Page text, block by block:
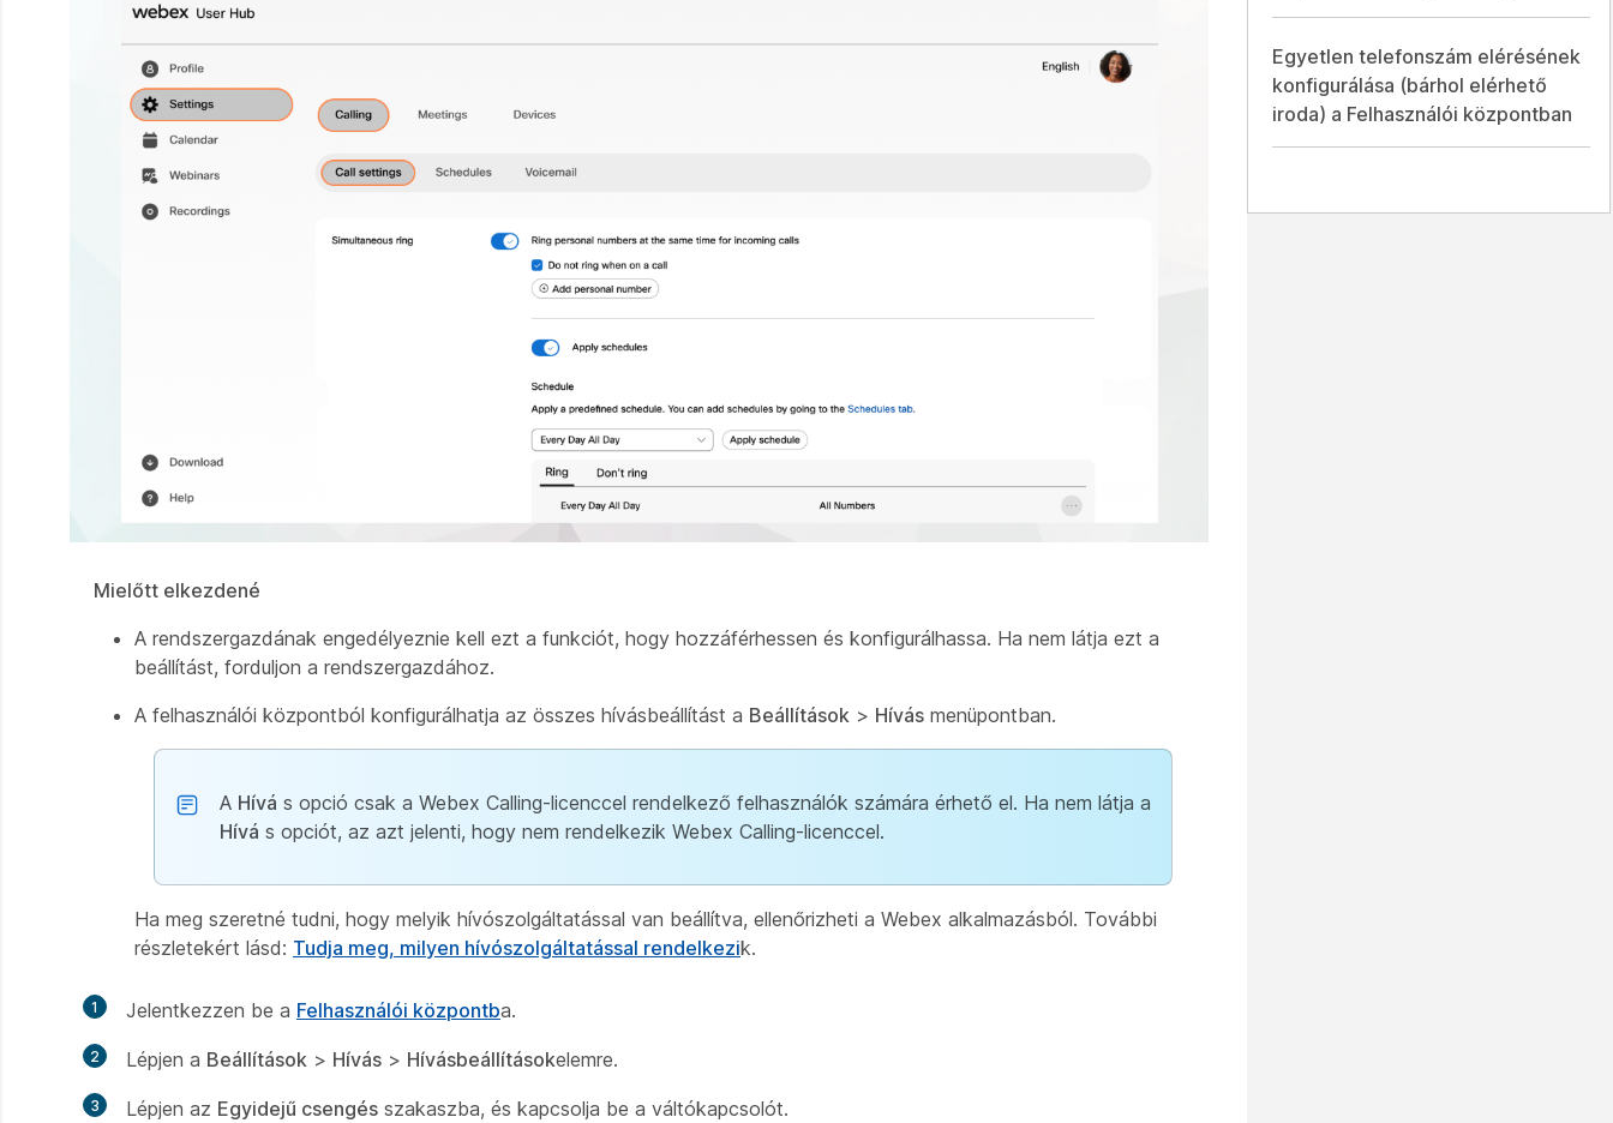
Mielőtt elkezdené
A rendszergazdának engedélyeznie kell ezt a funkciót, hogy hozzáférhessen és konfigurálhassa. Ha nem látja ezt a
beállítást, forduljon a rendszergazdához.
A felhasználói központból konfigurálhatja az összes hívásbeállítást a Beállítások > Hívás menüpontban.
A Hívá s opció csak a Webex Calling-licenccel rendelkező felhasználók számára érhető el. Ha nem látja a
Hívá s opciót, az azt jelenti, hogy nem rendelkezik Webex Calling-licenccel.
Ha meg szeretné tudni, hogy melyik hívószolgáltatással van beállítva, ellenőrizheti a Webex alkalmazásból. További
részletekért lásd: Tudja meg, milyen hívószolgáltatással rendelkezik.
1 Jelentkezzen be a Felhasználói központba.
2 Lépjen a Beállítások > Hívás > Hívásbeállításokelemre.
3 Lépjen az Egyidejű csengés szakaszba, és kapcsolja be a váltókapcsolót.
Egyetlen telefonszám elérésének
konfigurálása (bárhol elérhető
iroda) a Felhasználói központban